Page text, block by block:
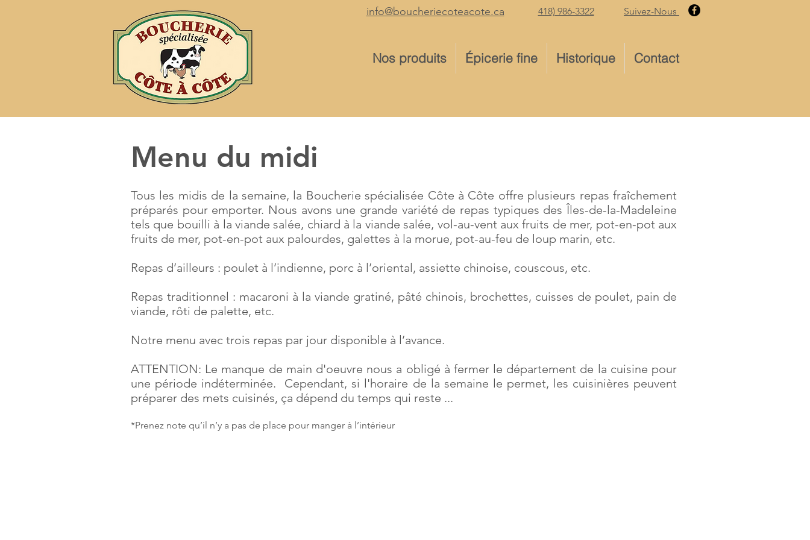
info@boucheriecoteacote.ca 418) 986-3322 Suivez-Nous
Nos produits Épicerie fine Historique Contact
Menu du midi
Tous les midis de la semaine, la Boucherie spécialisée Côte à Côte offre plusieurs repas fraîchement
préparés pour emporter. Nous avons une grande variété de repas typiques des Îles-de-la-Madeleine
tels que bouilli à la viande salée, chiard à la viande salée, vol-au-vent aux fruits de mer, pot-en-pot aux
fruits de mer, pot-en-pot aux palourdes, galettes à la morue, pot-au-feu de loup marin, etc.
Repas d’ailleurs : poulet à l’indienne, porc à l’oriental, assiette chinoise, couscous, etc.
Repas traditionnel : macaroni à la viande gratiné, pâté chinois, brochettes, cuisses de poulet, pain de
viande, rôti de palette, etc.
Notre menu avec trois repas par jour disponible à l’avance.
ATTENTION: Le manque de main d'oeuvre nous a obligé à fermer le département de la cuisine pour
une période indéterminée. Cependant, si l'horaire de la semaine le permet, les cuisinières peuvent
préparer des mets cuisinés, ça dépend du temps qui reste ...
*Prenez note qu’il n’y a pas de place pour manger à l’intérieur
Galettes à la morue